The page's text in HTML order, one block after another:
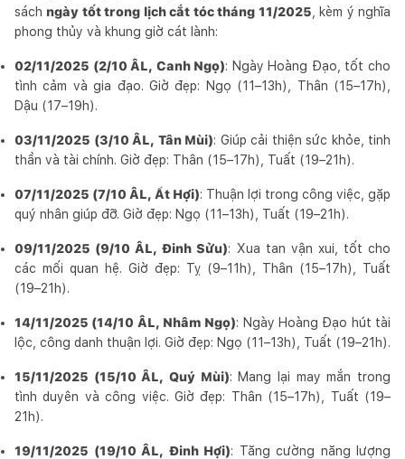
sách ngày tốt trong lịch cắt tóc tháng 11/2025 , kèm ý nghĩa
phong thủy và khung giờ cát lành:
02/11/2025 (2/10 ÂL, Canh Ngọ): Ngày Hoàng Đạo, tốt cho
tình cảm và gia đạo. Giờ đẹp: Ngọ (11–13h), Thân (15–17h),
Dậu (17–19h).
03/11/2025 (3/10 ÂL, Tân Mùi): Giúp cải thiện sức khỏe, tinh
thần và tài chính. Giờ đẹp: Thân (15–17h), Tuất (19–21h).
07/11/2025 (7/10 ÂL, Ất Hợi): Thuận lợi trong công việc, gặp
quý nhân giúp đỡ. Giờ đẹp: Ngọ (11–13h), Tuất (19–21h).
09/11/2025 (9/10 ÂL, Đinh Sửu): Xua tan vận xui, tốt cho
các mối quan hệ. Giờ đẹp: Tỵ (9–11h), Thân (15–17h), Tuất
(19–21h).
14/11/2025 (14/10 ÂL, Nhâm Ngọ): Ngày Hoàng Đạo hút tài
lộc, công danh thuận lợi. Giờ đẹp: Ngọ (11–13h), Tuất (19–21h).
15/11/2025 (15/10 ÂL, Quý Mùi): Mang lại may mắn trong
tình duyên và công việc. Giờ đẹp: Thân (15–17h), Tuất (19–
21h).
19/11/2025 (19/10 ÂL, Đinh Hợi): Tăng cường năng lượng